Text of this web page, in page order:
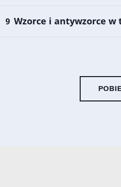
Wzorce i antywzorce